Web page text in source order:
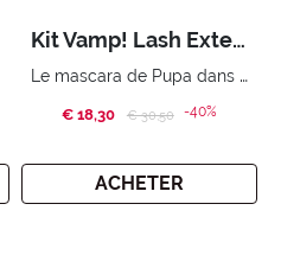
Kit Vamp! Lash Extender & Miss Pupa Gloss
Le mascara de Pupa dans sa version Extender et Miss Pupa Gloss
€ 18,30 Price reduced from
€ 30,50to-40%
ACHETER